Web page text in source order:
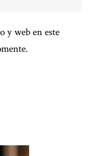
y web en este